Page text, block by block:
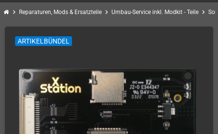
chevron_right Reparaturen, Mods & Ersatzteile chevron_right Umbau-Service inkl. Modkit - Teile chevron_right
ARTIKELBÜNDEL